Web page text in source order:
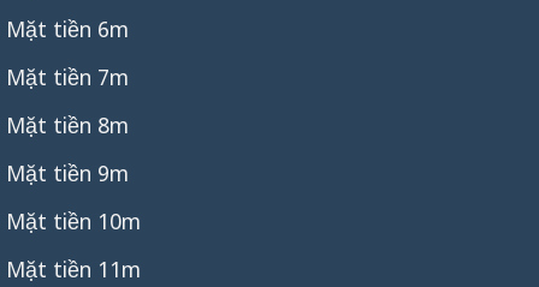
Mặt tiền 6m
Mặt tiền 7m
Mặt tiền 8m
Mặt tiền 9m
Mặt tiền 10m
Mặt tiền 11m